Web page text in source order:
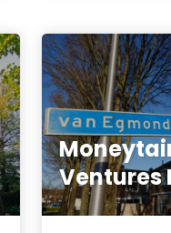
Ventures